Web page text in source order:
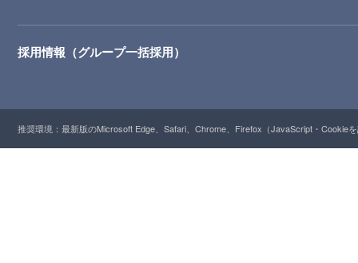
採用情報（グループ一括採用）
推奨環境：最新版のMicrosoft Edge、Safari、Chrome、Firefox（JavaScript・Cookie